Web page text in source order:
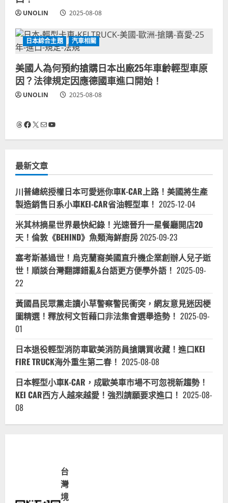
UNOLIN 2025-08-08
日本綜合主題 汽車相關
美國人為何預約搶購日本出廠25年車齡輕型車原
因？法律規定因應德國車進口開始！
UNOLIN 2025-08-08
Threads
Facebook
X 電子郵件YouTube
最新文章
川普總統授權日本可愛迷你車K-CAR上路！美國將生產
製造銷售日系小車KEI-CAR省油輕型車！ 2025-12-04
米其林摘星世界最快紀錄！光速晉升一星餐廳開店20
天！倫敦《BEHIND》魚類海鮮廚房2025-09-23
塞考斯基過世！烏克蘭裔美國直升機企業創辦人兒子逝
世！順談台灣翻譯錯亂&台語更方便學外語！ 2025-09-
22
黃國昌民眾黨走讀小草警察警民衝突，網友意見迷因梗
圖精選！釋放柯文哲藉口非法集會選舉造勢！ 2025-09-
01
日本退役輕型消防車歐美消防員搶購買收藏！進口KEI
FIRE TRUCK海外重生第二春！ 2025-08-08
日本輕型小車K-CAR，成歐美車市場不可忽視新趨勢！
KEI CAR西方人越來越愛！強烈請願要求進口！ 2025-08-
08
台
灣
境